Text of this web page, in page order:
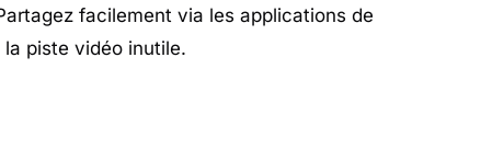
facilement via les applications de
piste vidéo inutile.